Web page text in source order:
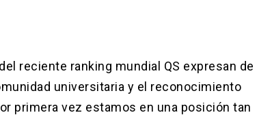
reciente ranking mundial QS expresan de
universitaria y el reconocimiento
primera vez estamos en una posición tan